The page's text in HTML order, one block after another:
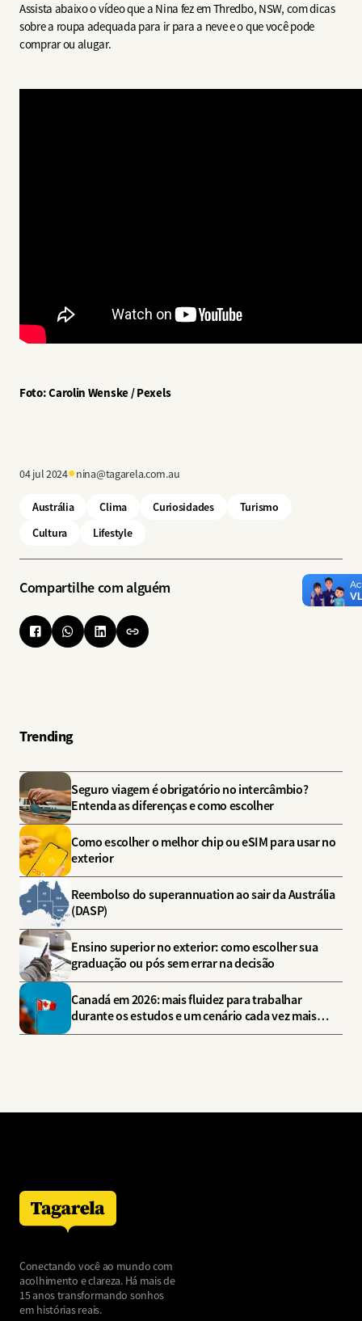
Assista abaixo o vídeo que a Nina fez em Thredbo, NSW, com dicas
sobre a roupa adequada para ir para a neve e o que você pode
comprar ou alugar.
Foto: Carolin Wenske / Pexels
04 jul 2024●nina@tagarela.com.au
Austrália Clima Curiosidades
Turismo
Cultura
Lifestyle
Compartilhe com alguém
Trending
Seguro viagem é obrigatório no intercâmbio?
Entenda as diferenças e como escolher
Como escolher o melhor chip ou eSIM para usar no
exterior
Reembolso do superannuation ao sair da Austrália
(DASP)
Ensino superior no exterior: como escolher sua
graduação ou pós sem errar na decisão
Canadá em 2026: mais fluidez para trabalhar
durante os estudos e um cenário cada vez mais
estratégico
Conectando você ao mundo com
acolhimento e clareza. Há mais de
15 anos transformando sonhos
em histórias reais.